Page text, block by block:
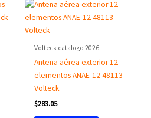
Volteck catalogo 2026
Antena aérea exterior 12
elementos ANAE-12 48113
Volteck
$283.05